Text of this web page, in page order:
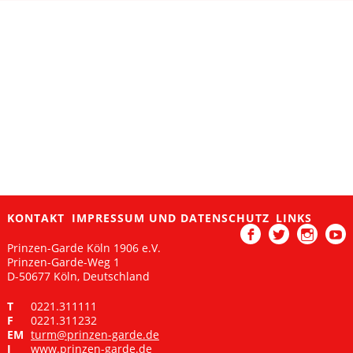
KONTAKT IMPRESSUM UND DATENSCHUTZ LINKS
Prinzen-Garde Köln 1906 e.V.
Prinzen-Garde-Weg 1
D-50677 Köln, Deutschland
T
0221.311111
F
0221.311232
EM turm@prinzen-garde.de
I
www.prinzen-garde.de